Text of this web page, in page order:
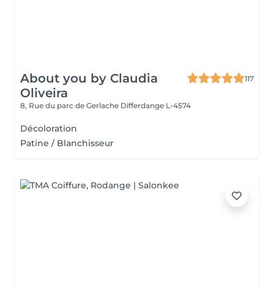
About you by Claudia
Oliveira
117
8, Rue du parc de Gerlache Differdange L-4574
Décoloration
Patine / Blanchisseur